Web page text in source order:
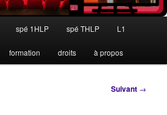
spé 1HLP spé THLP L1
formation droits à propos
Suivant →